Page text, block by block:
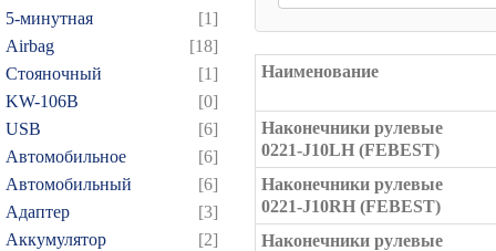
5-минутная
[1]
Airbag
[18]
Cтояночный
[1]
KW-106B
[0]
USB
[6]
Автомобильное
[6]
Автомобильный
[6]
Адаптер
[3]
Аккумулятор
[2]
Наименование
Наконечники рулевые
0221-J10LH (FEBEST)
Наконечники рулевые
0221-J10RH (FEBEST)
Наконечники рулевые